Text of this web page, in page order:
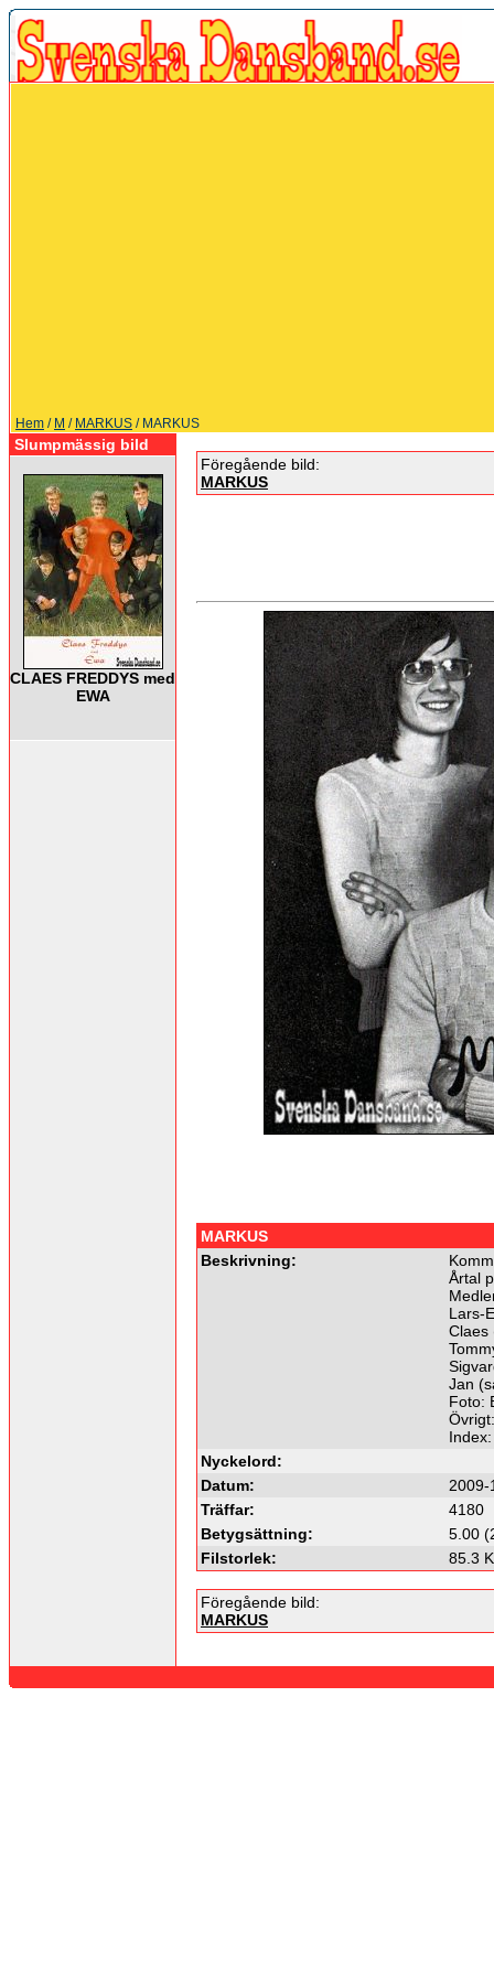
Hem / M / MARKUS / MARKUS
Slumpmässig bild
CLAES FREDDYS med
EWA
Föregående bild:
MARKUS
MARKUS
Beskrivning:
Årtal
Lars-
Claes
Jan
Foto:
Övrigt:
Nyckelord:
Datum:
2009-
Träffar:
4180
Betygsättning:
5.00
Filstorlek:
85.3
Föregående bild:
MARKUS